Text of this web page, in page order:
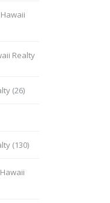
Realty
(26)
(130)